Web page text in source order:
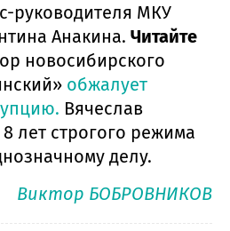
руководителя МКУ
Анакина. Читайте
новосибирского
обжалует
Вячеслав
лет строгого режима
делу.
Виктор БОБРОВНИКОВ